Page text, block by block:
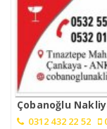
Çobanoğlu
0312 432 22 52